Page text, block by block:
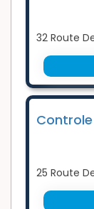
32 Route
25 Route